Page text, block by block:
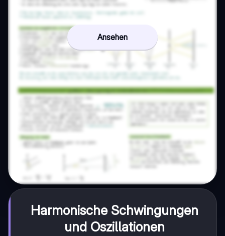
Ansehen
Harmonische Schwingungen
und Oszillationen